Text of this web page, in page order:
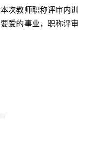
次教师职称评审内训
爱的事业，职称评审